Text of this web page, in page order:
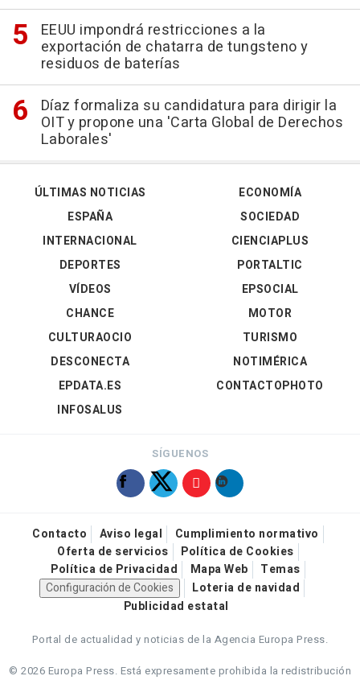
EEUU impondrá restricciones a la
exportación de chatarra de tungsteno y
residuos de baterías
Díaz formaliza su candidatura para dirigir la
OIT y propone una 'Carta Global de Derechos
Laborales'
ÚLTIMAS NOTICIAS
ESPAÑA
INTERNACIONAL
DEPORTES
VÍDEOS
ECONOMÍA
SOCIEDAD
CIENCIAPLUS
PORTALTIC
EPSOCIAL
CHANCE
CULTURAOCIO
DESCONECTA
EPDATA.ES
INFOSALUS
MOTOR
TURISMO
NOTIMÉRICA
CONTACTOPHOTO
SÍGUENOS
Contacto Aviso legal
Cumplimiento normativo
Oferta de servicios
Política de Cookies
Política de Privacidad
Mapa Web
Temas
Configuración de Cookies
Loteria de navidad
Publicidad estatal
Portal de actualidad y noticias de la Agencia Europa Press.
© 2026 Europa Press. Está expresamente prohibida la redistribución